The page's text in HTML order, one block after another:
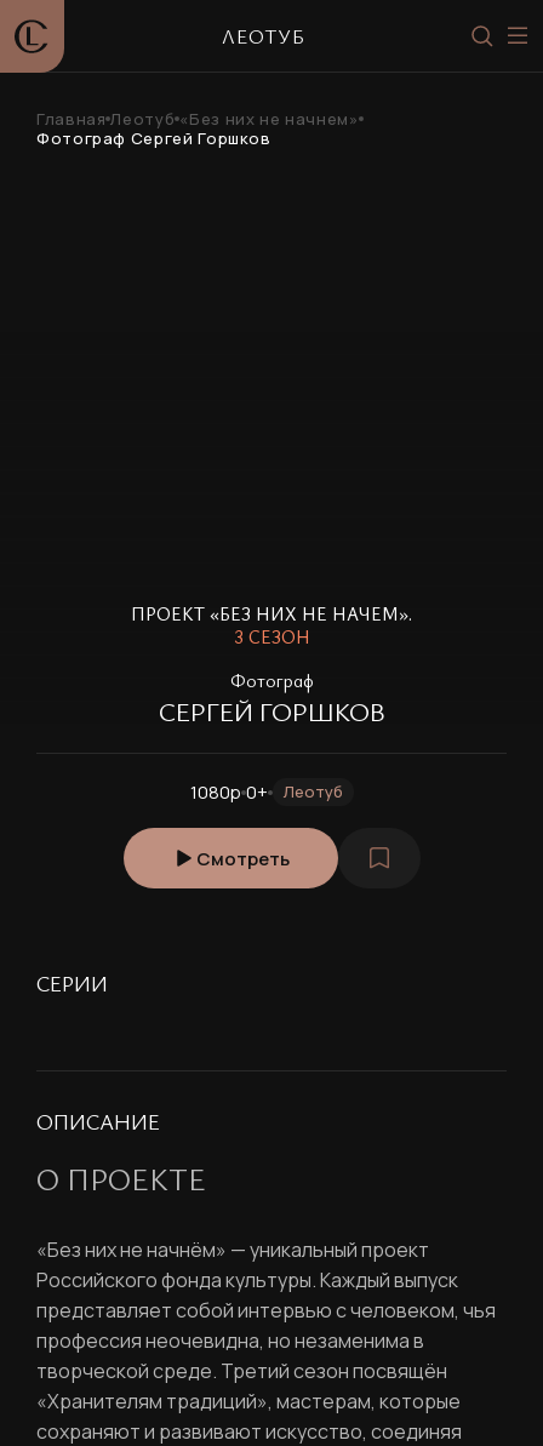
ЛЕОТУБ
Главная Леотуб «Без них не начнем»
Фотограф Сергей Горшков
ПРОЕКТ «БЕЗ НИХ НЕ НАЧЕМ».
3 СЕЗОН
Фотограф
СЕРГЕЙ ГОРШКОВ
1080p 0+ Леотуб
Смотреть
СЕРИИ
ОПИСАНИЕ
О ПРОЕКТЕ
«Без них не начнём» — уникальный проект
Российского фонда культуры. Каждый выпуск
представляет собой интервью с человеком, чья
профессия неочевидна, но незаменима в
творческой среде. Третий сезон посвящён
«Хранителям традиций», мастерам, которые
сохраняют и развивают искусство, соединяя